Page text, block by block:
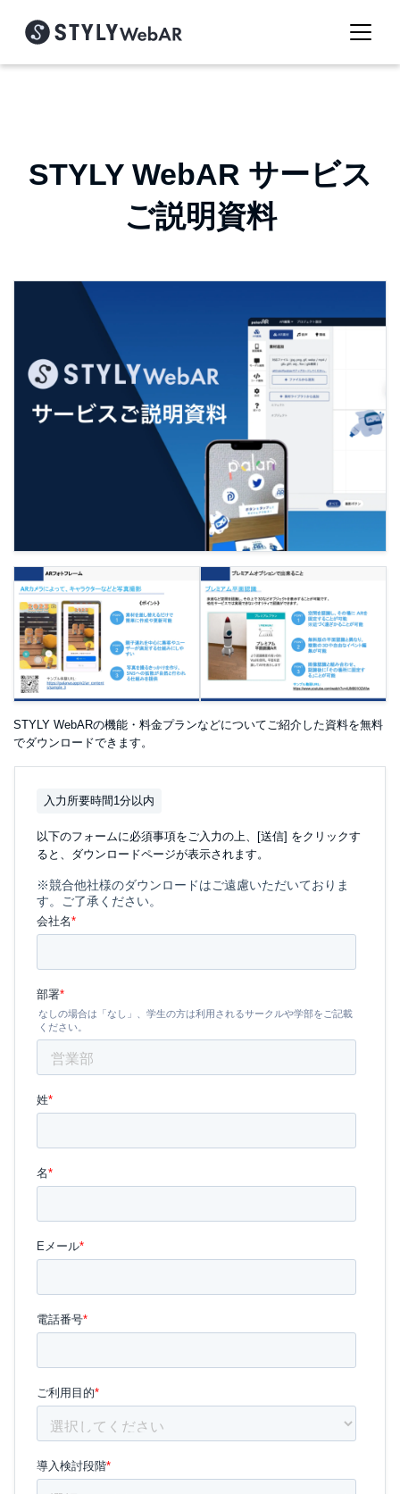
STYLY WebAR サービス
ご説明資料
STYLY WebARの機能・料金プランなどについてご紹介した資料を無料
でダウンロードできます。
入力所要時間1分以内
以下のフォームに必須事項をご入力の上、[送信] をクリックす
ると、ダウンロードページが表示されます。